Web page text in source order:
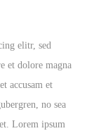
elitr, sed
et dolore magna
accusam et
no sea
Lorem ipsum